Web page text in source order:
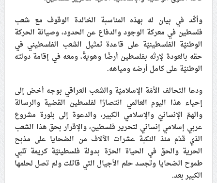
علماء البحرين: طلب الترخيص والإجازة من السلطة في
ممارسة الشعائر الحسينيّة هو في حقيقته محاربة لقضيّة
الإمام الحسين «ع»
لجنة مراسم الوداع والتشييع ومواراة الجثمان للإمام الشهيد
السيّد علي الحسيني الخامنئي تنشر تفاصيل التشييع في
وأكّد في بيان له بهذه المناسبة الخالدة الوقوف مع شعب
فلسطين في معركة الوجود والدفاع عن الحدود، وصيانة الحركة
الوطنيّة الفلسطينيّة على قاعدة تمثيل الشعب الفلسطيني في
حقه بالعودة لإرثه بفلسطين أرضًا وهويةً، ومعه في إقامة دولته
الوطنيّة على كامل أرضه ومياهه.
ودعا التحالف الأمّة الإسلاميّة والشعب العراقي بوجه أخصّ إلى
إحياء هذا اليوم العالمي انتصارًا لفلسطين القضية والرسالة
والهمّ الإنسانيّ والإسلامي الكبير، والدعوة إلى بلورة مشروع
عربي إسلامي إنساني لتحرير فلسطين، والإقرار بحق هذا الشعب
الذي قدّم منذ النكبة عشرات الآلاف من الضحايا على مذبح
الحرية والحق في الحياة الحرّة بدولة فلسطينيّة كريمة تلبي
طموح الضحايا وتجسد حلم الأجيال التي قاتلت ولم تصل لحلمها
الكبير بعد.